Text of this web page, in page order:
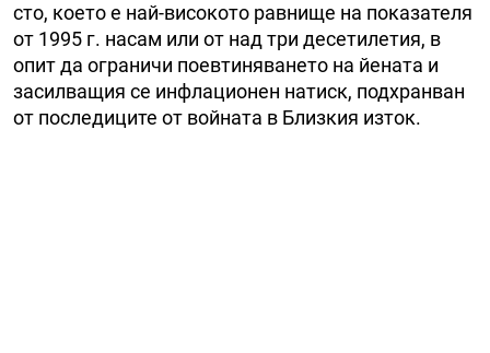
сто, което е най-високото равнище на показателя
от 1995 г. насам или от над три десетилетия, в
опит да ограничи поевтиняването на йената и
засилващия се инфлационен натиск, подхранван
от последиците от войната в Близкия изток.